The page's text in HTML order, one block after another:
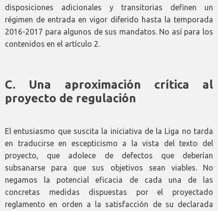
disposiciones adicionales y transitorias definen un
régimen de entrada en vigor diferido hasta la temporada
2016-2017 para algunos de sus mandatos. No así para los
contenidos en el artículo 2.
C. Una aproximación crítica al
proyecto de regulación
El entusiasmo que suscita la iniciativa de la Liga no tarda
en traducirse en escepticismo a la vista del texto del
proyecto, que adolece de defectos que deberían
subsanarse para que sus objetivos sean viables. No
negamos la potencial eficacia de cada una de las
concretas medidas dispuestas por el proyectado
reglamento en orden a la satisfacción de su declarada